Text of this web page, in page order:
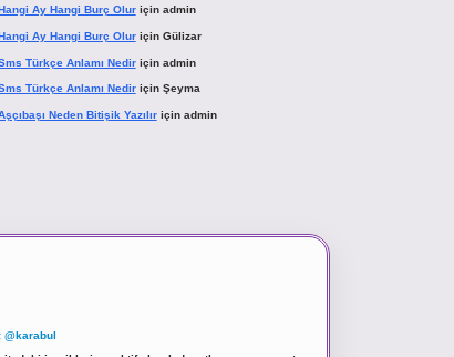
Ay Hangi Burç Oluriçin admin
Ay Hangi Burç Oluriçin Gülizar
Türkçe Anlamı Nediriçin admin
Türkçe Anlamı Nediriçin Şeyma
Neden Bitişik Yazılıriçin admin
@karabul